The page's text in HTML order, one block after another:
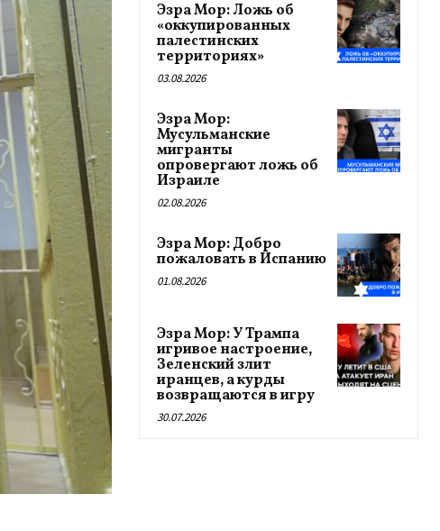
Эзра Мор: Ложь об
«оккупированных
палестинских
территориях»
03.08.2026
Эзра Мор:
Мусульманские
мигранты
опровергают ложь об
Израиле
02.08.2026
Эзра Мор: Добро
пожаловать в Испанию
01.08.2026
Эзра Мор: У Трампа
игривое настроение,
Зеленский злит
иранцев, а курды
возвращаются в игру
30.07.2026